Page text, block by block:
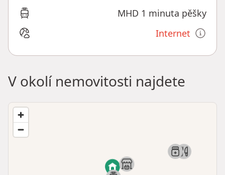
MHD 1 minuta pěšky
Internet
V okolí nemovitosti najdete